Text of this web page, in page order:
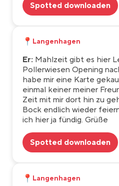
Spotted downloaden
📍 Langenhagen
Er: Mahlzeit gibt es hier
Pollerwiesen Opening
habe mir eine Karte
einmal keiner meiner
Zeit mit mir dort hin zu
Bock endlich wieder
ich hier ja fündig. Grüße
Spotted downloaden
📍 Langenhagen